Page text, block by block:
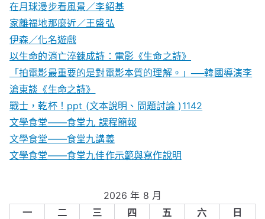
在月球漫步看風景／李紹基
家離福地那麼近／王盛弘
伊森／化名遊戲
以生命的消亡淬鍊成詩：電影《生命之詩》
「拍電影最重要的是對電影本質的理解。」──韓國導演李
滄東談《生命之詩》
戰士，乾杯！ppt (文本說明、問題討論 )1142
文學食堂——食堂九 課程簡報
文學食堂――食堂九講義
文學食堂——食堂九佳作示範與寫作說明
2026 年 8 月
一
二 三 四 五 六
日